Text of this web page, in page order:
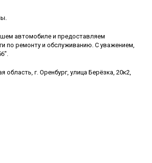
автомобиле и предоставляем
по ремонту и обслуживанию. С уважением,
область, г. Оренбург, улица Берёзка, 20к2,